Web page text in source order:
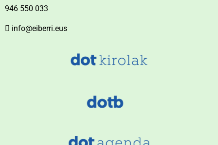
946 550 033
info@eiberri.eus